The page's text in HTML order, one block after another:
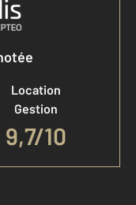
Location
Gestion
9,7/10